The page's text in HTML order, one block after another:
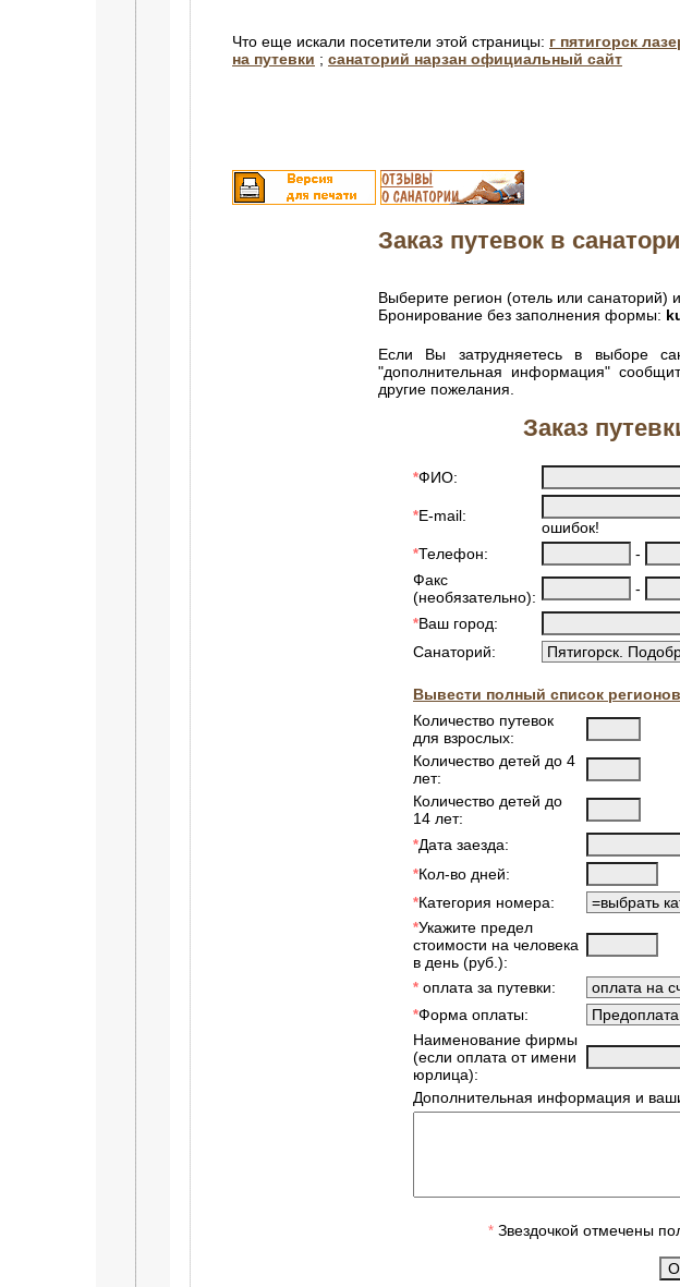
Что еще искали посетители этой страницы: г пятигорск
на путевки ; санаторий нарзан официальный сайт
Заказ путевок в
Выберите регион (отель или санаторий)
Бронирование без заполнения формы:
Если Вы затрудняетесь в выборе
"дополнительная информация"
другие пожелания.
Заказ
*ФИО:
*E-mail:
ошибок!
*Телефон:
-
Факс
(необязательно):
-
*Ваш город:
Санаторий:
Вывести полный список
Количество путевок
для взрослых:
Количество детей до 4
лет:
Количество детей до
14 лет:
*Дата заезда:
*Кол-во дней:
*Категория номера:
*Укажите предел
стоимости на человека
в день (руб.):
* оплата за путевки:
*Форма оплаты:
Наименование фирмы
(если оплата от имени
юрлица):
Дополнительная информация и
* Звездочкой отмечены